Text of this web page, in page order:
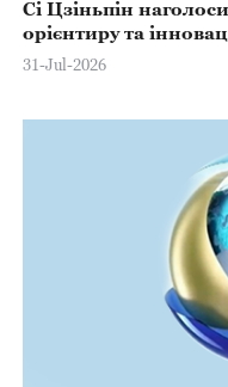
Сі Цзіньпін
орієнтиру та
31-Jul-2026